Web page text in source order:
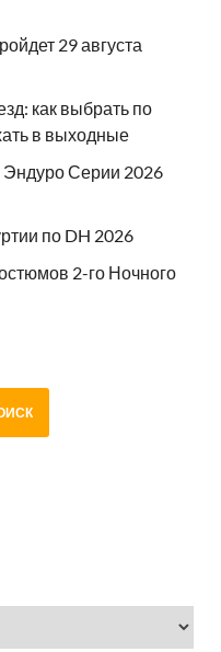
29 августа
как выбрать по
в выходные
Эндуро Серии 2026
по DH 2026
2-го Ночного